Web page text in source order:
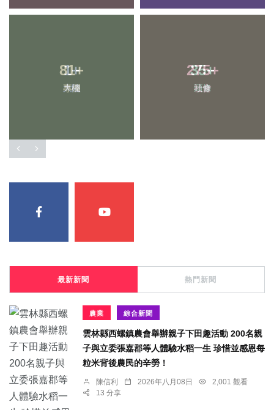
81+
專欄
275+
社會
最新新聞 熱門新聞
農業 綜合新聞
雲林縣西螺鎮農會舉辦親子下田趣活動 200名親
子與立委張嘉郡等人體驗水稻一生 珍惜並感恩每
粒米背後農民的辛勞！
陳信利 2026年八月08日
2,001 觀看
13 分享